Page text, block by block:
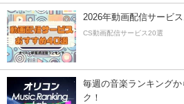
2026年動画配信サービ
CS動画配信サービス20選
毎週の音楽ランキング
ク！